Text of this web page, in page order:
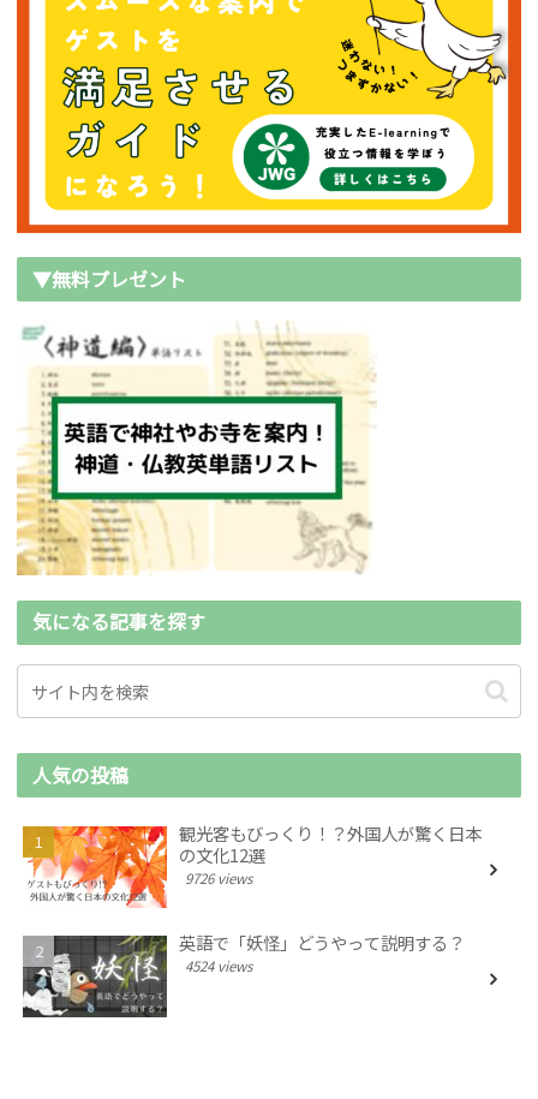
▼無料プレゼント
気になる記事を探す
人気の投稿
観光客もびっくり！？外国人が驚く日本
の文化12選
9726 views
英語で「妖怪」どうやって説明する？
4524 views